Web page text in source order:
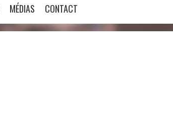
MÉDIAS CONTACT